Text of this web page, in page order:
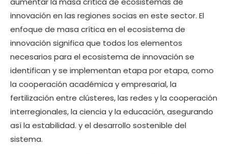
innovación en las regiones socias en este sector. El
enfoque de masa crítica en el ecosistema de
innovación significa que todos los elementos
necesarios para el ecosistema de innovación se
identifican y se implementan etapa por etapa, como
la cooperación académica y empresarial, la
fertilización entre clústeres, las redes y la cooperación
interregionales, la ciencia y la educación, asegurando
así la estabilidad. y el desarrollo sostenible del
sistema.